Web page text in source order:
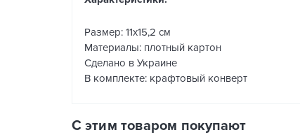
Размер: 11х15,2 см
Материалы: плотный картон
Сделано в Украине
В комплекте: крафтовый конверт
С этим товаром покупают